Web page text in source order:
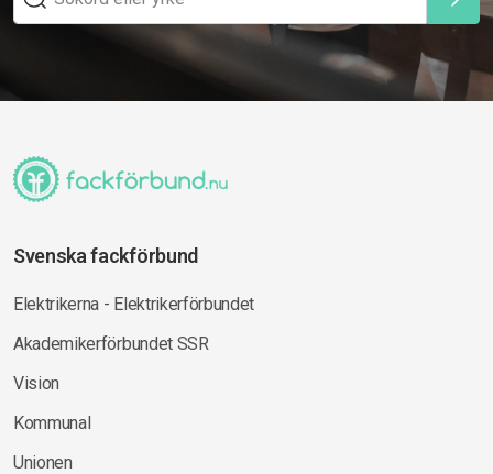
Svenska fackförbund
Elektrikerna - Elektrikerförbundet
Akademikerförbundet SSR
Vision
Kommunal
Unionen